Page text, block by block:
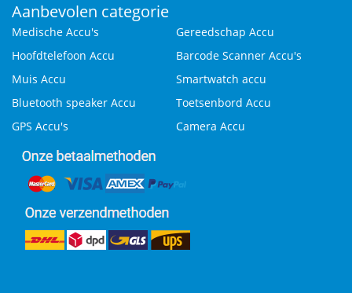
Aanbevolen categorie
Medische Accu's
Gereedschap Accu
Hoofdtelefoon Accu
Barcode Scanner Accu's
Muis Accu
Smartwatch accu
Bluetooth speaker Accu
Toetsenbord Accu
GPS Accu's
Camera Accu